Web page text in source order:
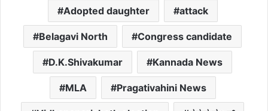
Adopted daughter attack
Belagavi North Congress candidate
D.K.Shivakumar Kannada News
MLA Pragativahini News